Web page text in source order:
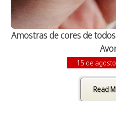
Amostras de cores de
15 de
Read